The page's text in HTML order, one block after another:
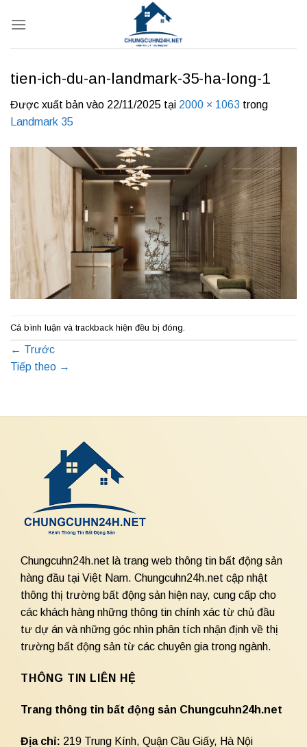
qua
tien-ich-du-an-landmark-35-ha-long-1
Được xuất bản vào 22/11/2025 tại 2000 × 1063 trong
Landmark 35
Cả bình luận và trackback hiện đều bị đóng.
← Trước
Tiếp theo →
Chungcuhn24h.net là trang web thông tin bất động sản
hàng đầu tại Việt Nam. Chungcuhn24h.net cập nhật
thông thị trường bất động sản hiện nay, cung cấp cho
các khách hàng những thông tin chính xác từ chủ đầu
tư dự án và những góc nhìn phân tích nhận định về thị
trường bất động sản từ các chuyên gia trong ngành.
THÔNG TIN LIÊN HỆ
Trang thông tin bất động sản Chungcuhn24h.net
Địa chỉ: 219 Trung Kính, Quận Cầu Giấy, Hà Nội